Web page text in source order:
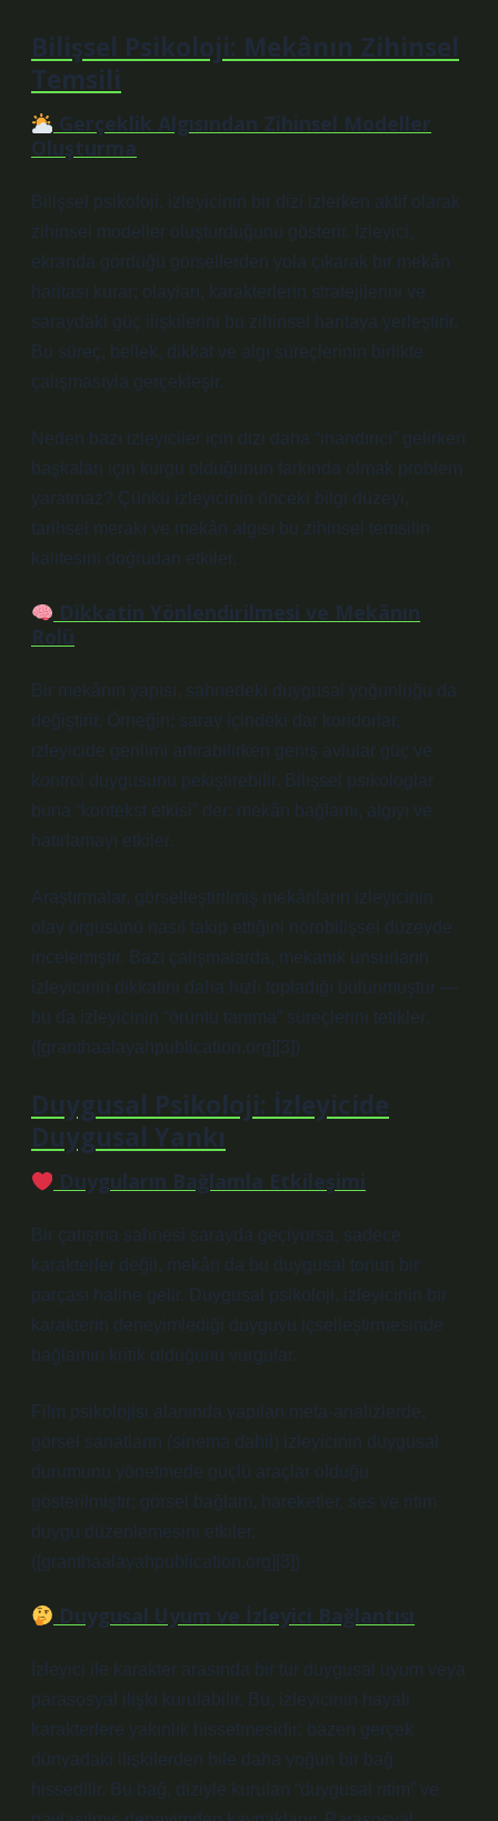
Bilişsel Psikoloji: Mekânın Zihinsel
Temsili
Gerçeklik Algısından Zihinsel Modeller
Oluşturma
Bilişsel psikoloji, izleyicinin bir dizi izlerken aktif olarak
zihinsel modeller oluşturduğunu gösterir. İzleyici,
ekranda gördüğü görsellerden yola çıkarak bir mekân
haritası kurar; olayları, karakterlerin stratejilerini ve
saraydaki güç ilişkilerini bu zihinsel haritaya yerleştirir.
Bu süreç, bellek, dikkat ve algı süreçlerinin birlikte
çalışmasıyla gerçekleşir.
Neden bazı izleyiciler için dizi daha “inandırıcı” gelirken
başkaları için kurgu olduğunun farkında olmak problem
yaratmaz? Çünkü izleyicinin önceki bilgi düzeyi,
tarihsel merakı ve mekân algısı bu zihinsel temsilin
kalitesini doğrudan etkiler.
Dikkatin Yönlendirilmesi ve Mekânın
Rolü
Bir mekânın yapısı, sahnedeki duygusal yoğunluğu da
değiştirir. Örneğin; saray içindeki dar koridorlar,
izleyicide gerilimi artırabilirken geniş avlular güç ve
kontrol duygusunu pekiştirebilir. Bilişsel psikologlar
buna “kontekst etkisi” der: mekân bağlamı, algıyı ve
hatırlamayı etkiler.
Araştırmalar, görselleştirilmiş mekânların izleyicinin
olay örgüsünü nasıl takip ettiğini nörobilişsel düzeyde
incelemiştir. Bazı çalışmalarda, mekanik unsurların
izleyicinin dikkatini daha hızlı topladığı bulunmuştur —
bu da izleyicinin “örüntü tanıma” süreçlerini tetikler.
([granthaalayahpublication.org][3])
Duygusal Psikoloji: İzleyicide
Duygusal Yankı
Duyguların Bağlamla Etkileşimi
Bir çatışma sahnesi sarayda geçiyorsa, sadece
karakterler değil, mekân da bu duygusal tonun bir
parçası haline gelir. Duygusal psikoloji, izleyicinin bir
karakterin deneyimlediği duyguyu içselleştirmesinde
bağlamın kritik olduğunu vurgular.
Film psikolojisi alanında yapılan meta-analizlerde,
görsel sanatların (sinema dahil) izleyicinin duygusal
durumunu yönetmede güçlü araçlar olduğu
gösterilmiştir; görsel bağlam, hareketler, ses ve ritim
duygu düzenlemesini etkiler.
([granthaalayahpublication.org][3])
Duygusal Uyum ve İzleyici Bağlantısı
İzleyici ile karakter arasında bir tür duygusal uyum veya
parasosyal ilişki kurulabilir. Bu, izleyicinin hayali
karakterlere yakınlık hissetmesidir; bazen gerçek
dünyadaki ilişkilerden bile daha yoğun bir bağ
hissedilir. Bu bağ, diziyle kurulan “duygusal ritim” ve